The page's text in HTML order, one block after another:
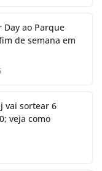
Day ao Parque
de semana em
vai sortear 6
veja como